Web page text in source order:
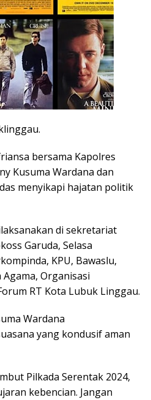
bersama Kapolres
Kusuma Wardana dan
menyikapi hajatan politik
di sekretariat
Garuda, Selasa
KPU, Bawaslu,
Organisasi
RT Kota Lubuk Linggau.
Wardana
yang kondusif aman
Pilkada Serentak 2024,
kebencian. Jangan